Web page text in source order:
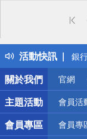
活動快訊
詐
熱
銀
偏
詐
關於我們
官網
主題活動 會員活
會員專區 會員專